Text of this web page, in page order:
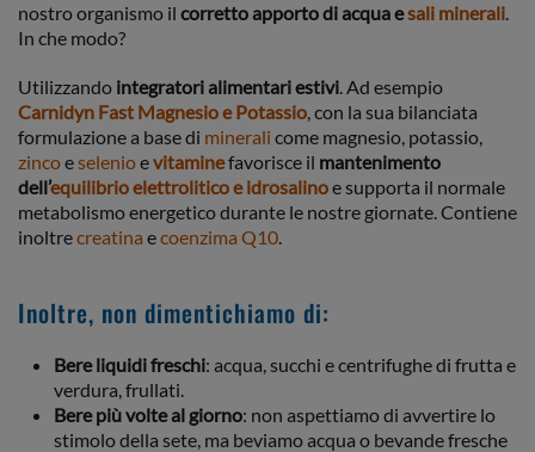
nostro organismo il corretto apporto di acquaesali minerali.
In che modo?
Utilizzando integratori alimentari estivi. Ad esempio
Carnidyn Fast Magnesio e Potassio, con la sua bilanciata
formulazione a base di minerali come magnesio, potassio,
zincoeselenioevitaminefavorisce il mantenimento
dell’equilibrio elettrolitico e idrosalinoe supporta il normale
metabolismo energetico durante le nostre giornate. Contiene
inoltrecreatina ecoenzima Q10.
Inoltre, non dimentichiamo di:
Bere liquidi freschi: acqua, succhi e centrifughe di frutta e
verdura, frullati.
Bere più volte al giorno: non aspettiamo di avvertire lo
stimolo della sete, ma beviamo acqua o bevande fresche